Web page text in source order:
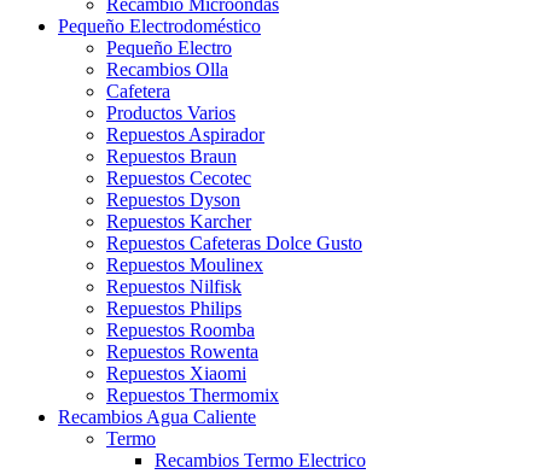
Recambio Microondas
Pequeño Electrodoméstico
Pequeño Electro
Recambios Olla
Cafetera
Productos Varios
Repuestos Aspirador
Repuestos Braun
Repuestos Cecotec
Repuestos Dyson
Repuestos Karcher
Repuestos Cafeteras Dolce Gusto
Repuestos Moulinex
Repuestos Nilfisk
Repuestos Philips
Repuestos Roomba
Repuestos Rowenta
Repuestos Xiaomi
Repuestos Thermomix
Recambios Agua Caliente
Termo
Recambios Termo Electrico